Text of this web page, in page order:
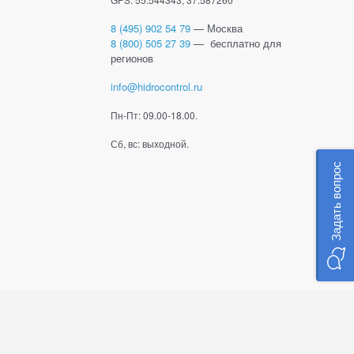
8 (495) 902 54 79 — Москва
8 (800) 505 27 39 — бесплатно для
регионов
info@hidrocontrol.ru
Пн-Пт: 09.00-18.00.
Сб, вс: выходной.
Задать вопрос